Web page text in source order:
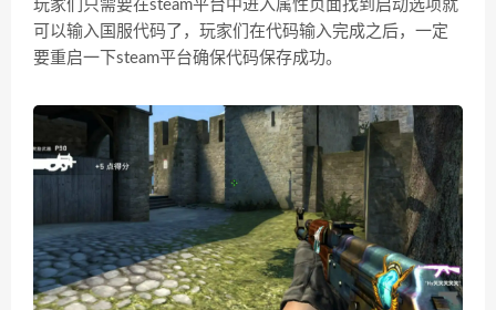
玩家们只需要在steam平台中进入属性页面找到启动选项就
可以输入国服代码了，玩家们在代码输入完成之后，一定
要重启一下steam平台确保代码保存成功。